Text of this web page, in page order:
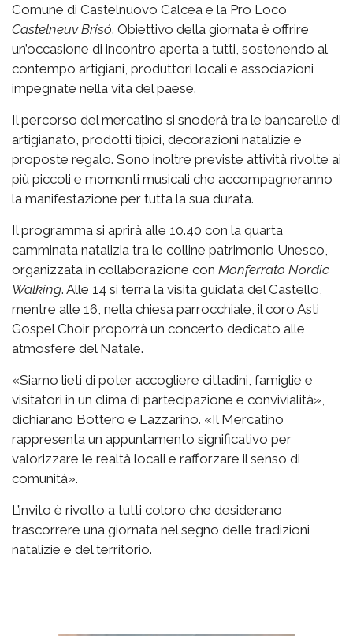
Comune di Castelnuovo Calcea e la Pro Loco
Castelneuv Brisó. Obiettivo della giornata è offrire
un’occasione di incontro aperta a tutti, sostenendo al
contempo artigiani, produttori locali e associazioni
impegnate nella vita del paese.
Il percorso del mercatino si snoderà tra le bancarelle di
artigianato, prodotti tipici, decorazioni natalizie e
proposte regalo. Sono inoltre previste attività rivolte ai
più piccoli e momenti musicali che accompagneranno
la manifestazione per tutta la sua durata.
Il programma si aprirà alle 10.40 con la quarta
camminata natalizia tra le colline patrimonio Unesco,
organizzata in collaborazione con Monferrato Nordic
Walking. Alle 14 si terrà la visita guidata del Castello,
mentre alle 16, nella chiesa parrocchiale, il coro Asti
Gospel Choir proporrà un concerto dedicato alle
atmosfere del Natale.
«Siamo lieti di poter accogliere cittadini, famiglie e
visitatori in un clima di partecipazione e convivialità»,
dichiarano Bottero e Lazzarino. «Il Mercatino
rappresenta un appuntamento significativo per
valorizzare le realtà locali e rafforzare il senso di
comunità».
L’invito è rivolto a tutti coloro che desiderano
trascorrere una giornata nel segno delle tradizioni
natalizie e del territorio.